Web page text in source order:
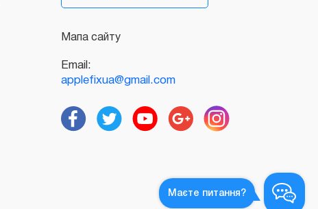
Мапа сайту
Email:
applefixua@gmail.com